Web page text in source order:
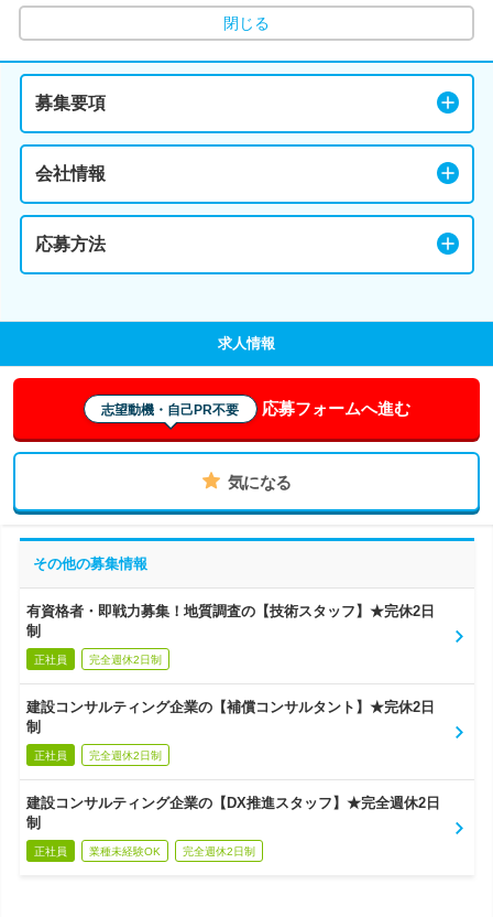
閉じる
募集要項
会社情報
応募方法
求人情報
志望動機・自己PR不要 応募フォームへ進む
気になる
その他の募集情報
有資格者・即戦力募集！地質調査の【技術スタッフ】★完休2日
制
正社員 完全週休2日制
建設コンサルティング企業の【補償コンサルタント】★完休2日
制
正社員 完全週休2日制
建設コンサルティング企業の【DX推進スタッフ】★完全週休2日
制
正社員 業種未経験OK 完全週休2日制